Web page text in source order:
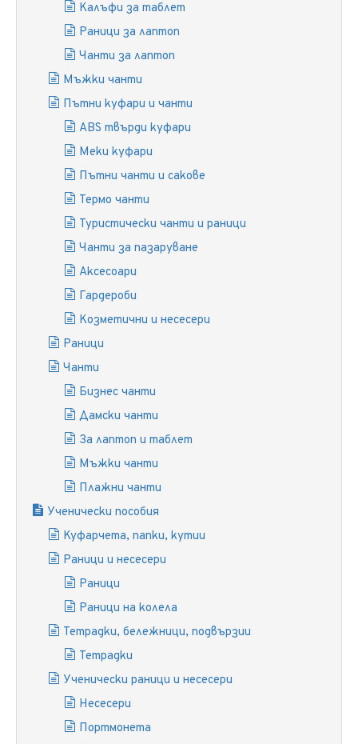
Калъфи за таблет
Раници за лаптоп
Чанти за лаптоп
Мъжки чанти
Пътни куфари и чанти
ABS твърди куфари
Меки куфари
Пътни чанти и сакове
Термо чанти
Туристически чанти и раници
Чанти за пазаруване
Аксесоари
Гардероби
Козметични и несесери
Раници
Чанти
Бизнес чанти
Дамски чанти
За лаптоп и таблет
Мъжки чанти
Плажни чанти
Ученически пособия
Куфарчета, папки, кутии
Раници и несесери
Раници
Раници на колела
Тетрадки, бележници, подвързии
Тетрадки
Ученически раници и несесери
Несесери
Портмонета